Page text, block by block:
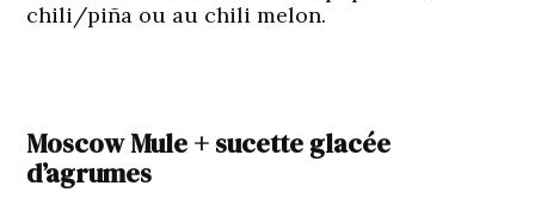
chili/piña ou au chili melon.
Moscow Mule + sucette glacée
d’agrumes